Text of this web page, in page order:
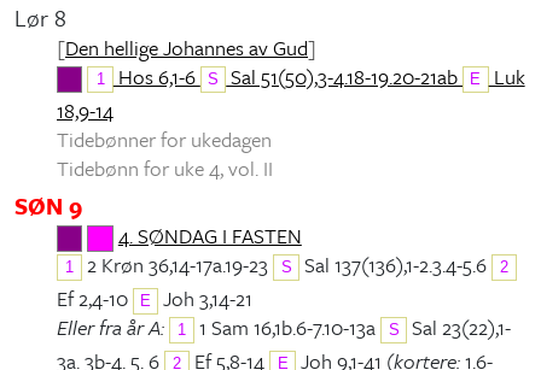
Lør 8
[Den hellige Johannes av Gud]
1 Hos 6,1-6 S Sal 51(50),3-4.18-19.20-21ab E
Luk
18,9-14
Tidebønner for ukedagen
Tidebønn for uke 4, vol. II
SØN 9
4. SØNDAG I FASTEN
1 2 Krøn 36,14-17a.19-23 S Sal 137(136),1-2.3.4-5.6 2
Ef 2,4-10 E
Joh 3,14-21
Eller fra år A:
1 1 Sam 16,1b.6-7.10-13a S
Sal 23(22),1-
3a. 3b-4. 5. 6
2 Ef 5,8-14 E Joh 9,1-41 (kortere:1.6-